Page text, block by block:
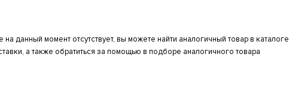
данный момент отсутствует, вы можете найти аналогичный товар в каталоге
а также обратиться за помощью в подборе аналогичного товара